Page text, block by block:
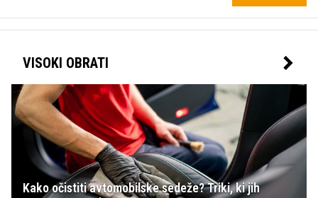
VISOKI OBRATI
Kako očistiti avtomobilske sedeže? Triki, ki jih